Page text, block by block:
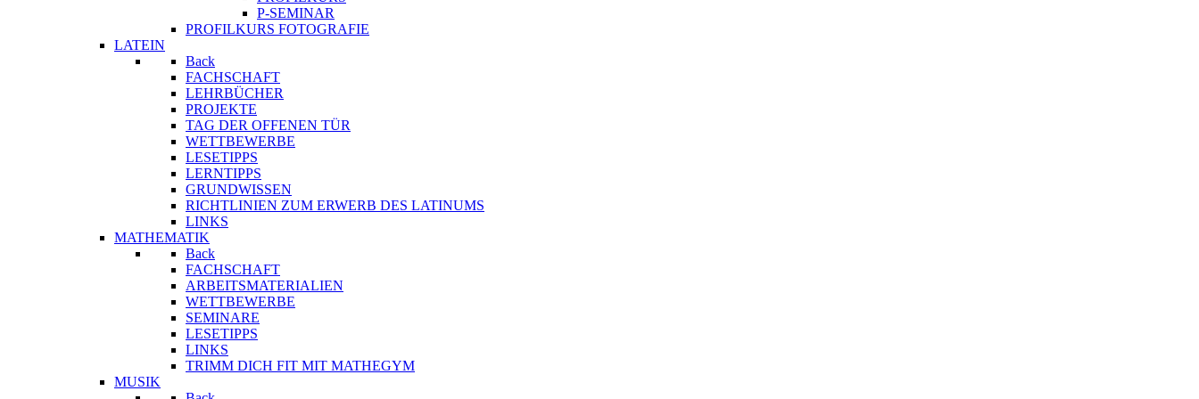
P-SEMINAR
PROFILKURS FOTOGRAFIE
LATEIN
Back
FACHSCHAFT
LEHRBÜCHER
PROJEKTE
TAG DER OFFENEN TÜR
WETTBEWERBE
LESETIPPS
LERNTIPPS
GRUNDWISSEN
RICHTLINIEN ZUM ERWERB DES LATINUMS
LINKS
MATHEMATIK
Back
FACHSCHAFT
ARBEITSMATERIALIEN
WETTBEWERBE
SEMINARE
LESETIPPS
LINKS
TRIMM DICH FIT MIT MATHEGYM
MUSIK